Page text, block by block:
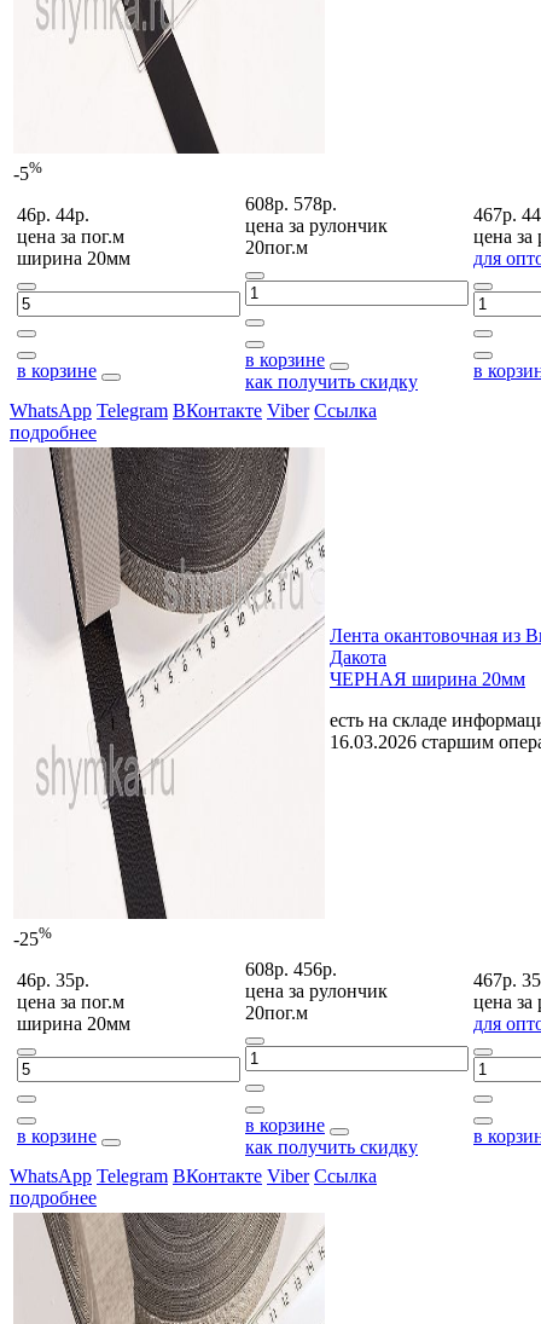
-5%
46р. 44р.
цена за пог.м
ширина 20мм
в корзине
608р. 578р.
цена за рулончик
20пог.м
в корзине
как получить скидку
467р.
цена за
для
в
WhatsApp Telegram ВКонтакте Viber Ссылка
подробнее
-25%
Лента окантовочная из
Дакота
ЧЕРНАЯ ширина 20мм
есть на складе
16.03.2026 старшим
46р. 35р.
цена за пог.м
ширина 20мм
в корзине
608р. 456р.
цена за рулончик
20пог.м
в корзине
как получить скидку
467р.
цена за
для
в
WhatsApp Telegram ВКонтакте Viber Ссылка
подробнее